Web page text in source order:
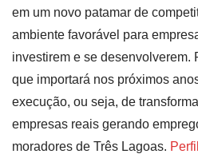
em um novo patamar de
ambiente favorável para
investirem e se desenvolverem.
que importará nos próximos
execução, ou seja, de
empresas reais gerando
moradores de Três Lagoas.